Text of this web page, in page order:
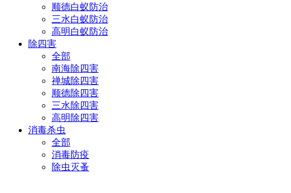
顺德白蚁防治
三水白蚁防治
高明白蚁防治
除四害
全部
南海除四害
禅城除四害
顺德除四害
三水除四害
高明除四害
消毒杀虫
全部
消毒防疫
除虫灭蚤